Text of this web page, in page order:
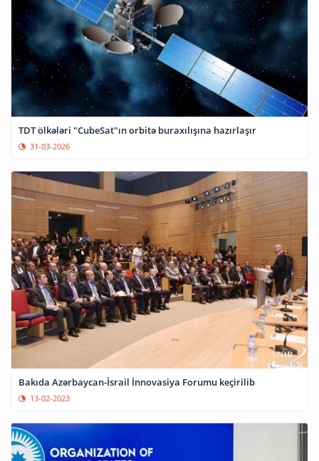
TDT ölkələri "CubeSat"ın orbitə buraxılışına hazırlaşır
31-03-2026
Bakıda Azərbaycan-İsrail İnnovasiya Forumu keçirilib
13-02-2023